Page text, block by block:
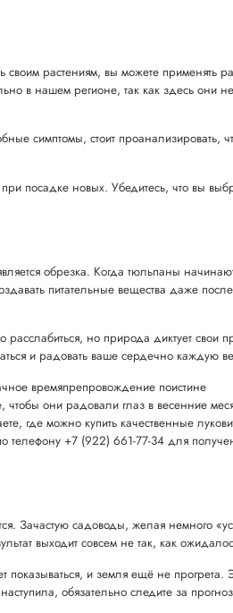
своим растениям, вы можете применять
в нашем регионе, так как здесь они
симптомы, стоит проанализировать,
посадке новых. Убедитесь, что вы
обрезка. Когда тюльпаны
питательные вещества даже после
но природа диктует свои
и радовать ваше сердечно каждую
времяпрепровождение поистине
чтобы они радовали глаз в весенние
где можно купить качественные
телефону +7 (922) 661-77-34 для
Зачастую садоводы, желая немного
выходит совсем не так, как
и земля ещё не прогрета.
обязательно следите за